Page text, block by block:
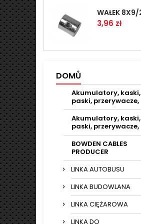
Cena
3,96 zł
DOMŮ
Akumulatory, kaski,
paski, przerywacze,
Akumulatory, kaski,
paski, przerywacze,
BOWDEN CABLES
PRODUCER
LINKA AUTOBUSU
LINKA BUDOWLANA
LINKA CIĘŻAROWA
LINKA DO